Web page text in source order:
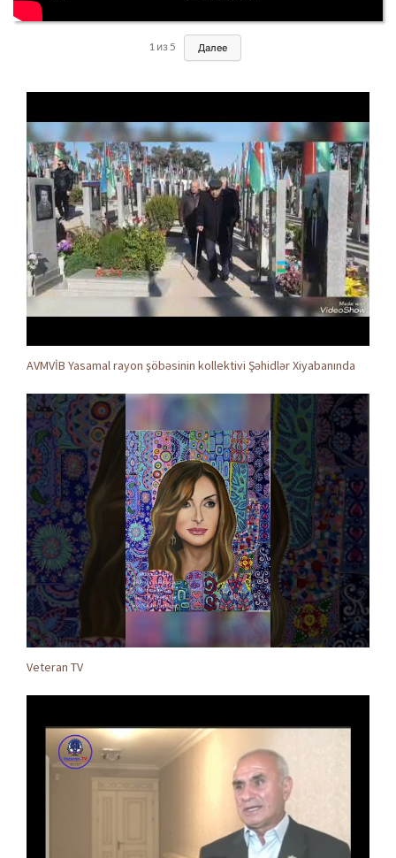
1 из5 Далее
AVMVİB Yasamal rayon şöbəsinin kollektivi Şəhidlər Xiyabanında
Veteran TV